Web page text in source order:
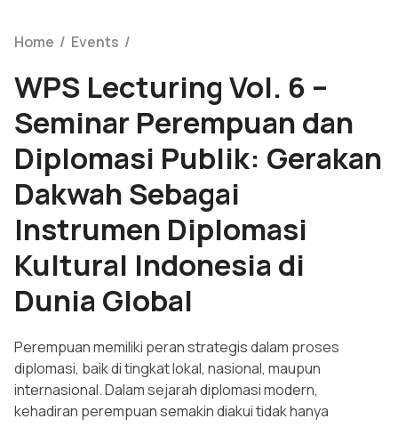
Home / Events /
WPS Lecturing Vol. 6 –
Seminar Perempuan dan
Diplomasi Publik: Gerakan
Dakwah Sebagai
Instrumen Diplomasi
Kultural Indonesia di
Dunia Global
Perempuan memiliki peran strategis dalam proses
diplomasi, baik di tingkat lokal, nasional, maupun
internasional. Dalam sejarah diplomasi modern,
kehadiran perempuan semakin diakui tidak hanya